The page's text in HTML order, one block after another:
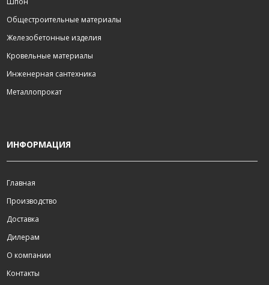
Общестроительные материалы
Железобетонные изделия
Кровельные материалы
Инженерная сантехника
Металлопрокат
ИНФОРМАЦИЯ
Главная
Производство
Доставка
Дилерам
О компании
Контакты